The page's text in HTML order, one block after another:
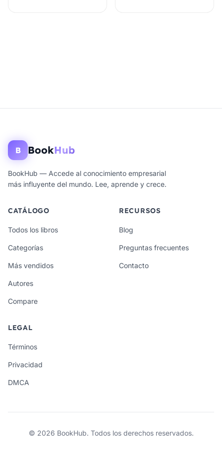
B BookHub
BookHub — Accede al conocimiento empresarial
más influyente del mundo. Lee, aprende y crece.
CATÁLOGO
Todos los libros
Categorías
Más vendidos
Autores
Compare
RECURSOS
Blog
Preguntas frecuentes
Contacto
LEGAL
Términos
Privacidad
DMCA
© 2026 BookHub. Todos los derechos reservados.